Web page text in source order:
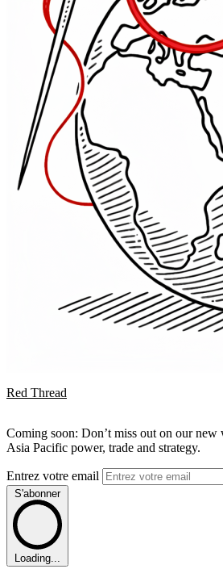
Red Thread
Coming soon: Don’t miss out on our
Asia Pacific power, trade and strategy.
Entrez votre email
S'abonner
Loading...